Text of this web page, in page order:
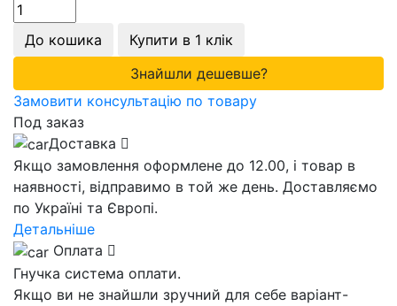
До кошика
Купити в 1 клік
Знайшли дешевше?
Замовити консультацію по товару
Под заказ
Доставка
Якщо замовлення оформлене до 12.00, і товар в
наявності, відправимо в той же день. Доставляємо
по Україні та Європі.
Детальніше
Оплата
Гнучка система оплати.
Якщо ви не знайшли зручний для себе варіант-